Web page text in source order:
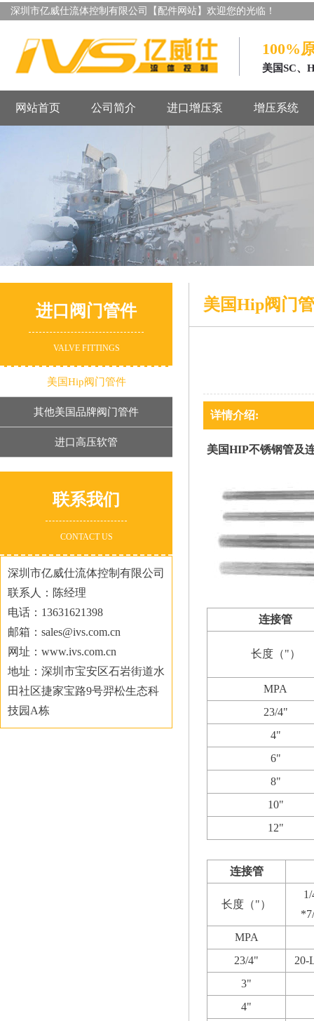
深圳市亿威仕流体控制有限公司【配件网站】欢迎您的光临！
100%
美国SC、
网站首页 公司简介 进口增压泵 增压系统
进口阀门管件
VALVE FITTINGS
美国Hip阀门管件
其他美国品牌阀门管件
进口高压软管
联系我们
CONTACT US
深圳市亿威仕流体控制有限公司
联系人：陈经理
电话：13631621398
邮箱：sales@ivs.com.cn
网址：www.ivs.com.cn
地址：深圳市宝安区石岩街道水
田社区捷家宝路9号羿松生态科
技园A栋
美国Hip阀门
详情介绍:
美国HIP不锈钢管及
连接管
长度（"）
MPA
23/4"
4"
6"
8"
10"
12"
连接管
长度（"）
MPA
23/4"
20-
3"
4"